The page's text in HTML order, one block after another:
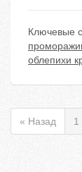
Ключевые
облепихи
« Назад 1